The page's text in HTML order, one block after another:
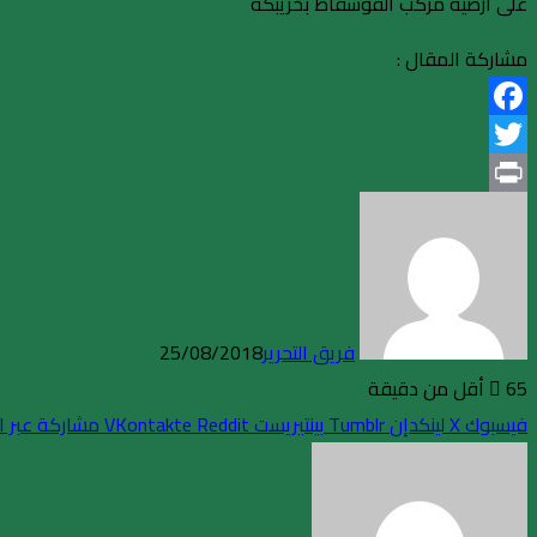
مشاركة المقال :
Facebook
Twitter
فريق التحرير25/08/2018
65
أقل من دقيقة
فيسبوكXلينكدإن بينتيريست مشاركة عبر